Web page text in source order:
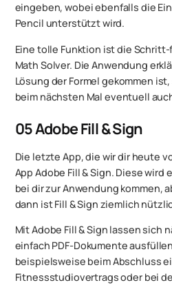
eingeben, wobei ebenfalls die
Pencil unterstützt wird.
Eine tolle Funktion ist die
Math Solver. Die Anwendung
Lösung der Formel gekommen
beim nächsten Mal eventuell
05Adobe Fill & Sign
Die letzte App, die wir dir heute
App ‎Adobe Fill & Sign. Diese
bei dir zur Anwendung kommen,
dann ist Fill & Sign ziemlich
Mit Adobe Fill & Sign lassen sich
einfach PDF-Dokumente
beispielsweise beim Abschluss
Fitnessstudiovertrags oder bei